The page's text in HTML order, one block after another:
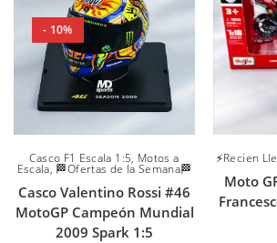
- 10%
Casco F1 Escala 1:5, Motos a
Escala, 🏁Ofertas de la Semana🏁
Casco Valentino Rossi #46
MotoGP Campeón Mundial
2009 Spark 1:5
⚡Recien
Moto